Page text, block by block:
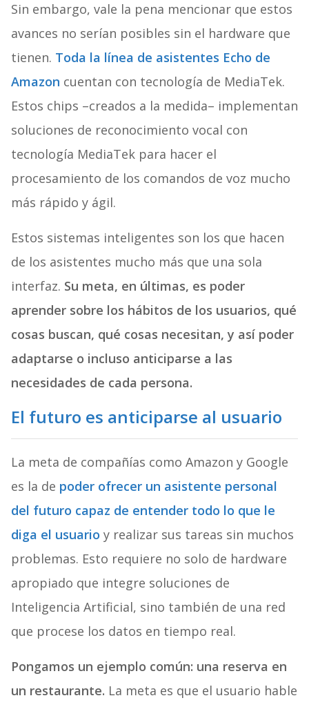
Sin embargo, vale la pena mencionar que estos
avances no serían posibles sin el hardware que
tienen. Toda la línea de asistentes Echo de
Amazon cuentan con tecnología de MediaTek.
Estos chips –creados a la medida– implementan
soluciones de reconocimiento vocal con
tecnología MediaTek para hacer el
procesamiento de los comandos de voz mucho
más rápido y ágil.
Estos sistemas inteligentes son los que hacen
de los asistentes mucho más que una sola
interfaz. Su meta, en últimas, es poder
aprender sobre los hábitos de los usuarios, qué
cosas buscan, qué cosas necesitan, y así poder
adaptarse o incluso anticiparse a las
necesidades de cada persona.
El futuro es anticiparse al usuario
La meta de compañías como Amazon y Google
es la de poder ofrecer un asistente personal
del futuro capaz de entender todo lo que le
diga el usuario y realizar sus tareas sin muchos
problemas. Esto requiere no solo de hardware
apropiado que integre soluciones de
Inteligencia Artificial, sino también de una red
que procese los datos en tiempo real.
Pongamos un ejemplo común: una reserva en
un restaurante. La meta es que el usuario hable